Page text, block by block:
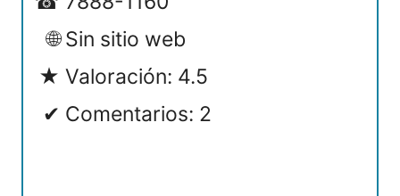
Sin sitio web
Valoración: 4.5
Comentarios: 2